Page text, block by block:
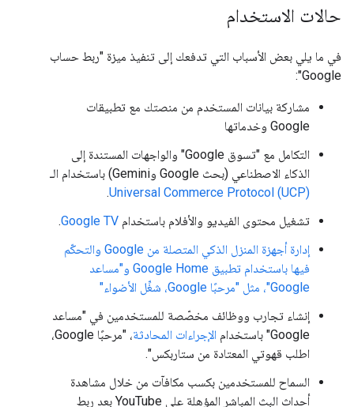
حالات الاستخدام
في ما يلي بعض الأسباب التي تدفعك إلى تنفيذ ميزة "ربط حساب
Google":
مشاركة بيانات المستخدم من منصتك مع تطبيقات
Google وخدماتها
التكامل مع "تسوق Google" والواجهات المستندة إلى
الذكاء الاصطناعي (بحث Google وGemini) باستخدام الـ
Universal Commerce Protocol (UCP)
.
تشغيل محتوى الفيديو والأفلام باستخدام Google TV
.
إدارة أجهزة المنزل الذكي المتصلة من Google والتحكّم
فيها باستخدام تطبيق Google Home و"مساعد
Google"، مثل "مرحبًا Google، شغِّل الأضواء"
إنشاء تجارب ووظائف مخصّصة للمستخدمين في "مساعد
Google" باستخدام
الإجراءات المحادثة
، "مرحبًا Google،
اطلب قهوتي المعتادة من ستاربكس".
السماح للمستخدمين بكسب مكافآت من خلال مشاهدة
أحداث البث المباشر المؤهلة على YouTube بعد ربط